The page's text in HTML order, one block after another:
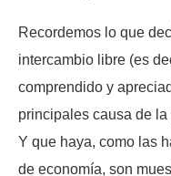
Recordemos lo que
intercambio libre (es
comprendido y
principales causa de la
Y que haya, como las
de economía, son